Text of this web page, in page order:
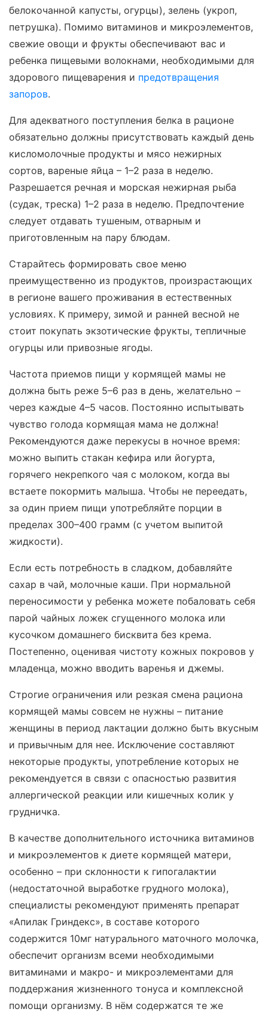
белокочанной капусты, огурцы), зелень (укроп,
петрушка). Помимо витаминов и микроэлементов,
свежие овощи и фрукты обеспечивают вас и
ребенка пищевыми волокнами, необходимыми для
здорового пищеварения и предотвращения
запоров.
Для адекватного поступления белка в рационе
обязательно должны присутствовать каждый день
кисломолочные продукты и мясо нежирных
сортов, вареные яйца – 1–2 раза в неделю.
Разрешается речная и морская нежирная рыба
(судак, треска) 1–2 раза в неделю. Предпочтение
следует отдавать тушеным, отварным и
приготовленным на пару блюдам.
Старайтесь формировать свое меню
преимущественно из продуктов, произрастающих
в регионе вашего проживания в естественных
условиях. К примеру, зимой и ранней весной не
стоит покупать экзотические фрукты, тепличные
огурцы или привозные ягоды.
Частота приемов пищи у кормящей мамы не
должна быть реже 5–6 раз в день, желательно –
через каждые 4–5 часов. Постоянно испытывать
чувство голода кормящая мама не должна!
Рекомендуются даже перекусы в ночное время:
можно выпить стакан кефира или йогурта,
горячего некрепкого чая с молоком, когда вы
встаете покормить малыша. Чтобы не переедать,
за один прием пищи употребляйте порции в
пределах 300–400 грамм (с учетом выпитой
жидкости).
Если есть потребность в сладком, добавляйте
сахар в чай, молочные каши. При нормальной
переносимости у ребенка можете побаловать себя
парой чайных ложек сгущенного молока или
кусочком домашнего бисквита без крема.
Постепенно, оценивая чистоту кожных покровов у
младенца, можно вводить варенья и джемы.
Строгие ограничения или резкая смена рациона
кормящей мамы совсем не нужны – питание
женщины в период лактации должно быть вкусным
и привычным для нее. Исключение составляют
некоторые продукты, употребление которых не
рекомендуется в связи с опасностью развития
аллергической реакции или кишечных колик у
грудничка.
В качестве дополнительного источника витаминов
и микроэлементов к диете кормящей матери,
особенно – при склонности к гипогалактии
(недостаточной выработке грудного молока),
специалисты рекомендуют применять препарат
«Апилак Гриндекс», в составе которого
содержится 10мг натурального маточного молочка,
обеспечит организм всеми необходимыми
витаминами и макро- и микроэлементами для
поддержания жизненного тонуса и комплексной
помощи организму. В нём содержатся те же